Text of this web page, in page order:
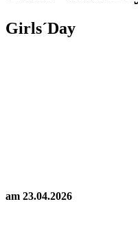
Girls´Day
am 23.04.2026